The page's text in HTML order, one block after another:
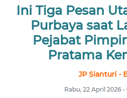
Ini Tiga Pesan
Purbaya saat
Pejabat
Pratama
JP Sianturi -
Rabu, 22 April 2026
NASIONAL
DAERAH